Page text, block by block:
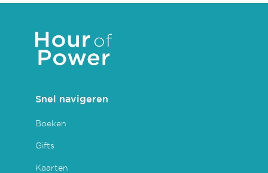
Snel navigeren
Boeken
Gifts
Kaarten